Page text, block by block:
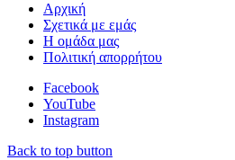
Αρχική
Σχετικά με εμάς
Η ομάδα μας
Πολιτική απορρήτου
Facebook
YouTube
Instagram
Back to top button